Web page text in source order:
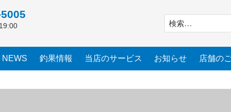
NEWS 釣果情報 当店のサービス お知らせ 店舗の